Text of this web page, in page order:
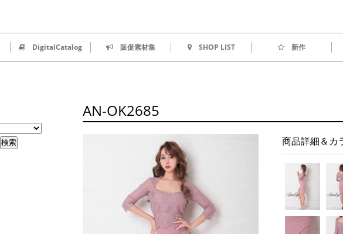
DigitalCatalog 販促素材集 SHOP LIST 新作
AN-OK2685
商品詳細＆カ